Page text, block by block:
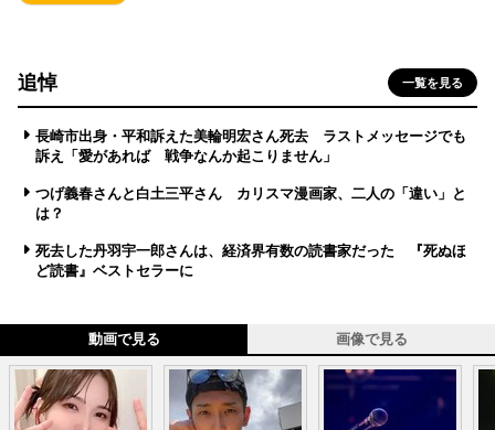
追悼 一覧を見る
長崎市出身・平和訴えた美輪明宏さん死去 ラストメッセージでも
訴え「愛があれば 戦争なんか起こりません」
つげ義春さんと白土三平さん カリスマ漫画家、二人の「違い」と
は？
死去した丹羽宇一郎さんは、経済界有数の読書家だった 『死ぬほ
ど読書』ベストセラーに
動画で見る 画像で見る